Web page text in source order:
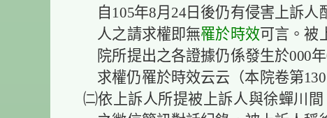
自105年8月24日後仍有侵害上訴
人之請求權即無罹於時效可言。被
院所提出之各證據仍係發生於000
求權仍罹於時效云云（本院卷第130
㈡依上訴人所提被上訴人與徐蟬川間